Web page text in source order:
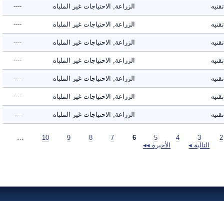
الزراعة, الاحتياجات غير الملباه ----
الزراعة, الاحتياجات غير الملباه ----
الزراعة, الاحتياجات غير الملباه ----
الزراعة, الاحتياجات غير الملباه ----
الزراعة, الاحتياجات غير الملباه ----
الزراعة, الاحتياجات غير الملباه ----
الزراعة, الاحتياجات غير الملباه ----
التالية ◂
الأخيرة ◂◂